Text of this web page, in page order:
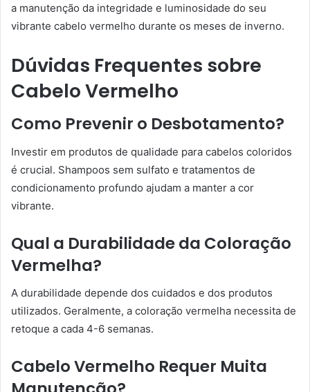
a manutenção da integridade e luminosidade do seu
vibrante cabelo vermelho durante os meses de inverno.
Dúvidas Frequentes sobre
Cabelo Vermelho
Como Prevenir o Desbotamento?
Investir em produtos de qualidade para cabelos coloridos
é crucial. Shampoos sem sulfato e tratamentos de
condicionamento profundo ajudam a manter a cor
vibrante.
Qual a Durabilidade da Coloração
Vermelha?
A durabilidade depende dos cuidados e dos produtos
utilizados. Geralmente, a coloração vermelha necessita de
retoque a cada 4-6 semanas.
Cabelo Vermelho Requer Muita